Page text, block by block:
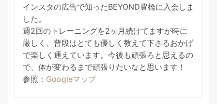
インスタの広告で知ったBEYOND豊橋に入会しま
した。
週2回のトレーニングを2ヶ月続けてますが時に
厳しく、普段はとても優しく教えて下さるおかげ
で楽しく通えています。今後も頑張ろと思えるの
で、体が変わるまで頑張りたいなと思います！
参照： Googleマップ